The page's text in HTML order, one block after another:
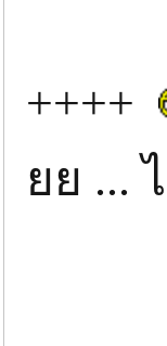
++++
ยย ...